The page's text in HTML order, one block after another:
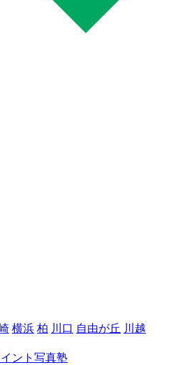
横浜 柏 川口 自由が丘 川越
ント写真塾